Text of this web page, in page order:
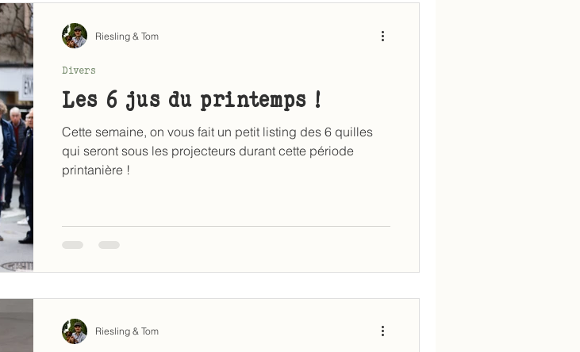
Les 6 jus du printemps !
Cette semaine, on vous fait un petit listing des 6 quilles
qui seront sous les projecteurs durant cette période
printanière !
Divers
Riesling & Tom
Riesling & Tom